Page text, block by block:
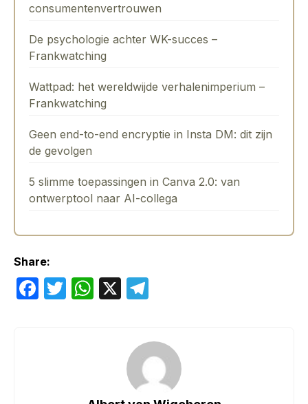
consumentenvertrouwen
De psychologie achter WK-succes –
Frankwatching
Wattpad: het wereldwijde verhalenimperium –
Frankwatching
Geen end-to-end encryptie in Insta DM: dit zijn
de gevolgen
5 slimme toepassingen in Canva 2.0: van
ontwerptool naar AI-collega
Share:
F
T
W
p
X
gr
a
m